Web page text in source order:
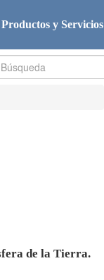
Productos y Servicios
de la Tierra.